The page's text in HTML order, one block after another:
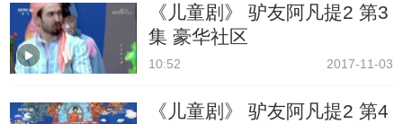
《儿童剧》 驴友阿凡提2 第3
集 豪华社区
10:52 2017-11-03
《儿童剧》 驴友阿凡提2 第4